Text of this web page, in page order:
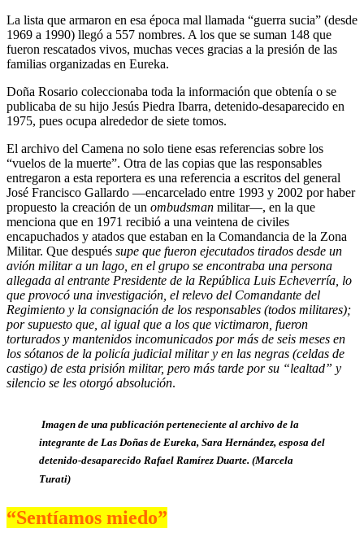
La lista que armaron en esa época mal llamada “guerra sucia” (desde
1969 a 1990) llegó a 557 nombres. A los que se suman 148 que
fueron rescatados vivos, muchas veces gracias a la presión de las
familias organizadas en Eureka.
Doña Rosario coleccionaba toda la información que obtenía o se
publicaba de su hijo Jesús Piedra Ibarra, detenido-desaparecido en
1975, pues ocupa alrededor de siete tomos.
El archivo del Camena no solo tiene esas referencias sobre los
“vuelos de la muerte”. Otra de las copias que las responsables
entregaron a esta reportera es una referencia a escritos del general
José Francisco Gallardo —encarcelado entre 1993 y 2002 por haber
propuesto la creación de un ombudsman militar—, en la que
menciona que en 1971 recibió a una veintena de civiles
encapuchados y atados que estaban en la Comandancia de la Zona
Militar. Que después supe que fueron ejecutados tirados desde un
avión militar a un lago, en el grupo se encontraba una persona
allegada al entrante Presidente de la República Luis Echeverría, lo
que provocó una investigación, el relevo del Comandante del
Regimiento y la consignación de los responsables (todos militares);
por supuesto que, al igual que a los que victimaron, fueron
torturados y mantenidos incomunicados por más de seis meses en
los sótanos de la policía judicial militar y en las negras (celdas de
castigo) de esta prisión militar, pero más tarde por su “lealtad” y
silencio se les otorgó absolución.
Imagen de una publicación perteneciente al archivo de la
integrante de Las Doñas de Eureka, Sara Hernández, esposa del
detenido-desaparecido Rafael Ramírez Duarte. (Marcela
Turati)
“Sentíamos miedo”